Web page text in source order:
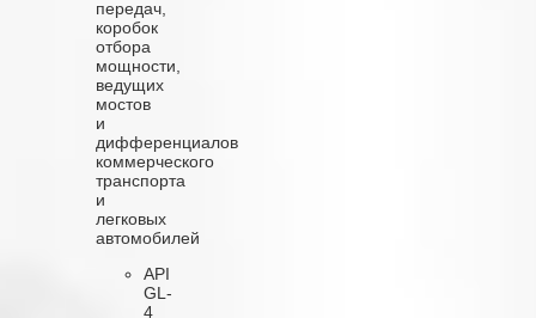
передач,
коробок
отбора
мощности,
ведущих
мостов
и
дифференциалов
коммерческого
транспорта
и
легковых
автомобилей
API
GL-
4